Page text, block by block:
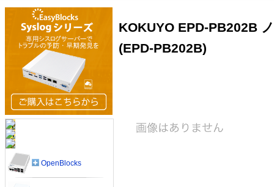
KOKUYO EPD-PB202B
(EPD-PB202B)
OpenBlocks